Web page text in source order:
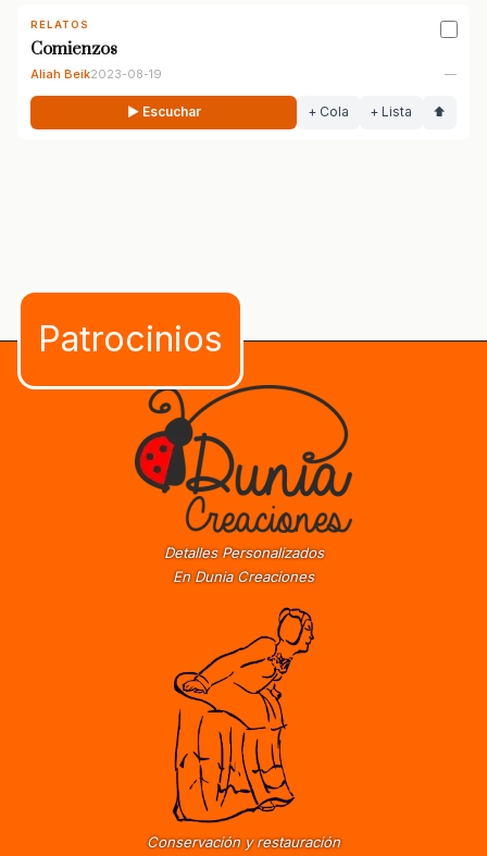
RELATOS
Comienzos
Aliah Beik2023-08-19 —
▶ Escuchar + Cola + Lista ⬆
Detalles Personalizados
En Dunia Creaciones
Conservación y restauración